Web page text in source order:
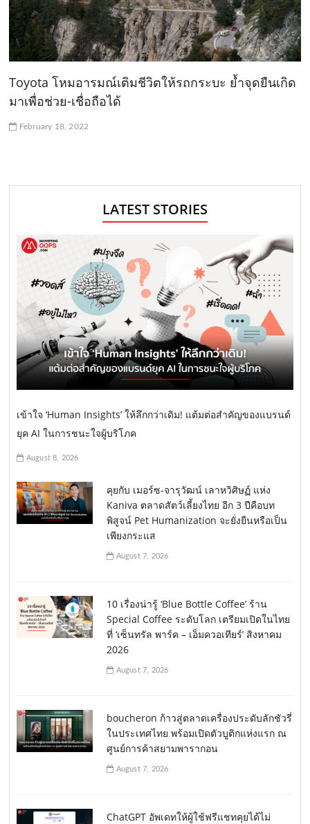
Toyota โหมอารมณ์เติมชีวิตให้รถกระบะ ย้ำจุดยืนเกิด
มาเพื่อช่วย-เชื่อถือได้
February 18, 2022
LATEST STORIES
เข้าใจ ‘Human Insights’ ให้ลึกกว่าเดิม! แต้มต่อสำคัญของแบรนด์
ยุค AI ในการชนะใจผู้บริโภค
August 8, 2026
คุยกับ เมอร์ซ-จารุวัฒน์ เลาหวิศิษฏ์ แห่ง
Kaniva ตลาดสัตว์เลี้ยงไทย อีก 3 ปีคือบท
พิสูจน์ Pet Humanization จะยั่งยืนหรือเป็น
เพียงกระแส
August 7, 2026
10 เรื่องน่ารู้ ‘Blue Bottle Coffee’ ร้าน
Special Coffee ระดับโลก เตรียมเปิดในไทย
ที่ ‘เซ็นทรัล พาร์ค – เอ็มควอเทียร์’ สิงหาคม
2026
August 7, 2026
boucheron ก้าวสู่ตลาดเครื่องประดับลักชัวรี่
ในประเทศไทย พร้อมเปิดตัวบูติกแห่งแรก ณ
ศูนย์การค้าสยามพารากอน
August 7, 2026
ChatGPT อัพเดทให้ผู้ใช้ฟรีแชทคุยได้ไม่